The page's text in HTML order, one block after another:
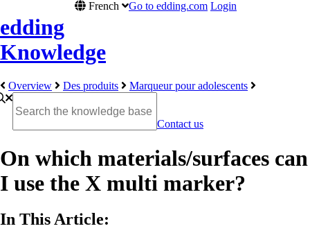
edding
Knowledge
French Go to edding.com Login
Overview Des produits Marqueur pour adolescents
Contact us
On which materials/surfaces can
I use the X multi marker?
In This Article: